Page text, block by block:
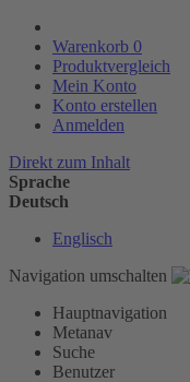
Warenkorb 0
Produktvergleich
Mein Konto
Konto erstellen
Anmelden
Direkt zum Inhalt
Sprache
Deutsch
Englisch
Navigation umschalten
Hauptnavigation
Metanav
Suche
Benutzer